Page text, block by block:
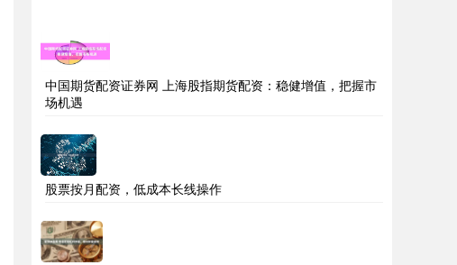
中国期货配资证券网 上海股指期货配资：稳健增值，把握市
场机遇
股票按月配资，低成本长线操作